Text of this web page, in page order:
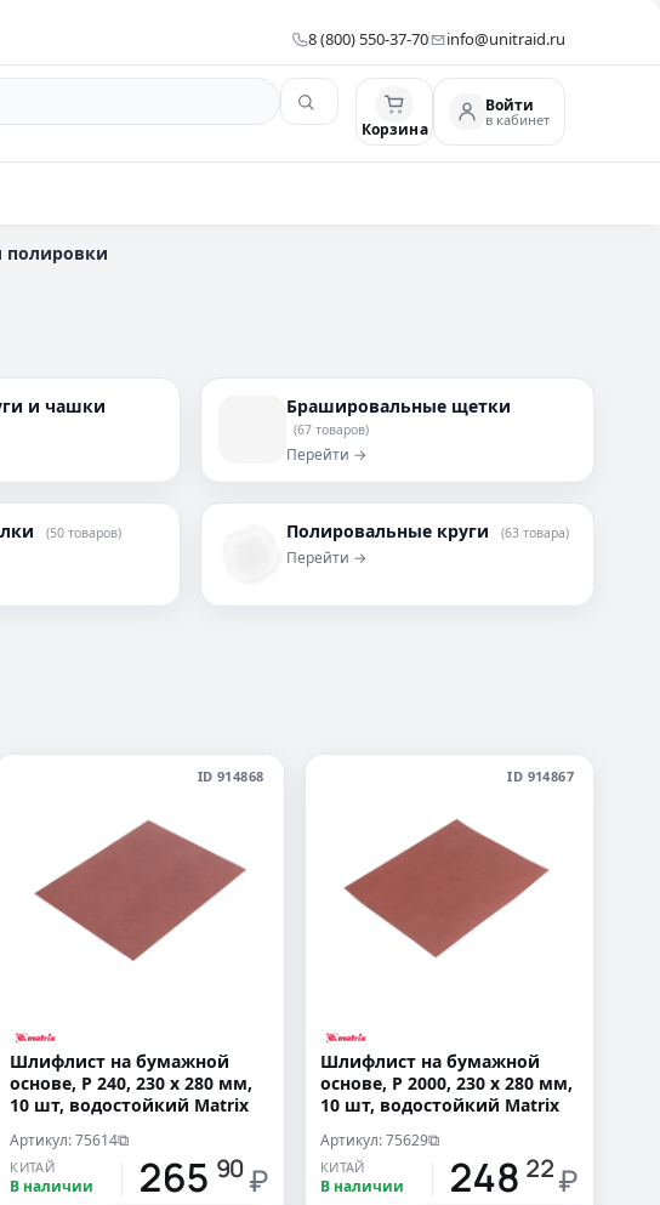
8 (800) 550-37-70 info@unitraid.ru
Корзина
Войти
в кабинет
полировки
и чашки Брашировальные щетки
(67 товаров)
Перейти →
(50 товаров) Полировальные круги (63 товара)
Перейти →
ID 914868
Шлифлист на бумажной
основе, P 240, 230 х 280 мм,
10 шт, водостойкий Matrix
Артикул: 75614⧉
КИТАЙ
В наличии 265 90₽
ID 914867
Шлифлист на бумажной
основе, P 2000, 230 х 280 мм,
10 шт, водостойкий Matrix
Артикул: 75629⧉
КИТАЙ
В наличии 248 22₽